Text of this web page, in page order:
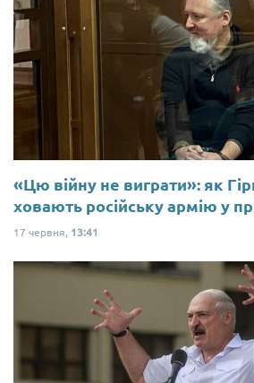
«Цю війну не виграти»: як
ховають російську армію у
17 червня, 13:41